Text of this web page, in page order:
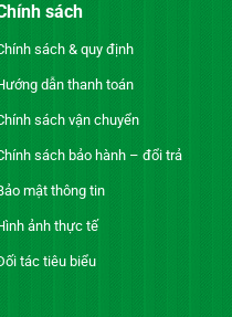
sách
sách & quy định
dẫn thanh toán
sách vận chuyển
sách bảo hành – đổi trả
mật thông tin
ảnh thực tế
tác tiêu biểu